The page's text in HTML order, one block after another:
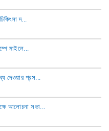
দ...
মাইলে...
দেওয়ার প্রস...
আলোচনা সভা...